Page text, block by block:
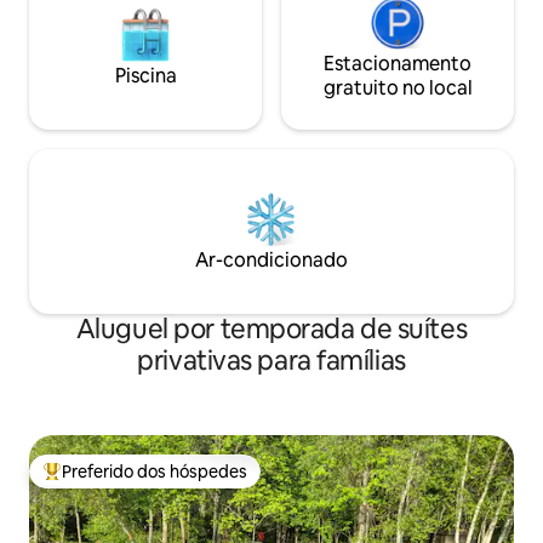
Piscina
Estacionamento
gratuito no local
Ar-condicionado
Aluguel por temporada de suítes
privativas para famílias
Entre os melhores preferidos dos hóspedes
Preferido dos hóspedes